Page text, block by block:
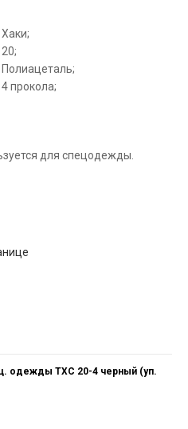
Хаки;
20;
Полиацеталь;
4 прокола;
для спецодежды.
одежды ТХС 20-4 черный (уп.